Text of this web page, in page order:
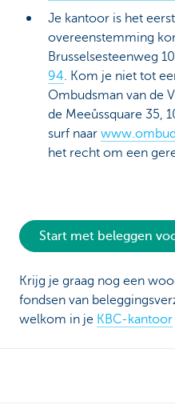
Je kantoor is het
overeenstemming
Brusselsesteenweg
94. Kom je niet tot
Ombudsman van de
de Meeûssquare 35,
surf naar
het recht om een
Start met beleggen
Krijg je graag nog een
fondsen van
welkom in je KBC-kantoor